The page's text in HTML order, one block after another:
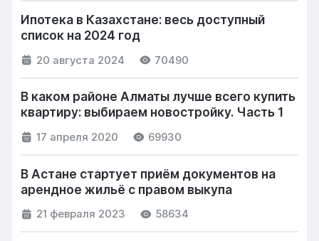
Ипотека в Казахстане: весь доступный
список на 2024 год
20 августа 2024 70490
В каком районе Алматы лучше всего купить
квартиру: выбираем новостройку. Часть 1
17 апреля 2020 69930
В Астане стартует приём документов на
арендное жильё с правом выкупа
21 февраля 2023 58634